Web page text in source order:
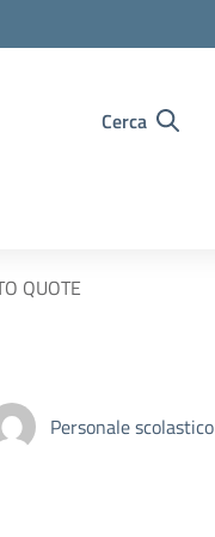
Cerca
QUOTE
Personale scolastico